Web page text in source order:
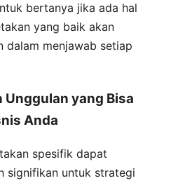
bertanya jika ada hal
yang baik akan
dalam menjawab setiap
Unggulan yang Bisa
Anda
spesifik dapat
signifikan untuk strategi